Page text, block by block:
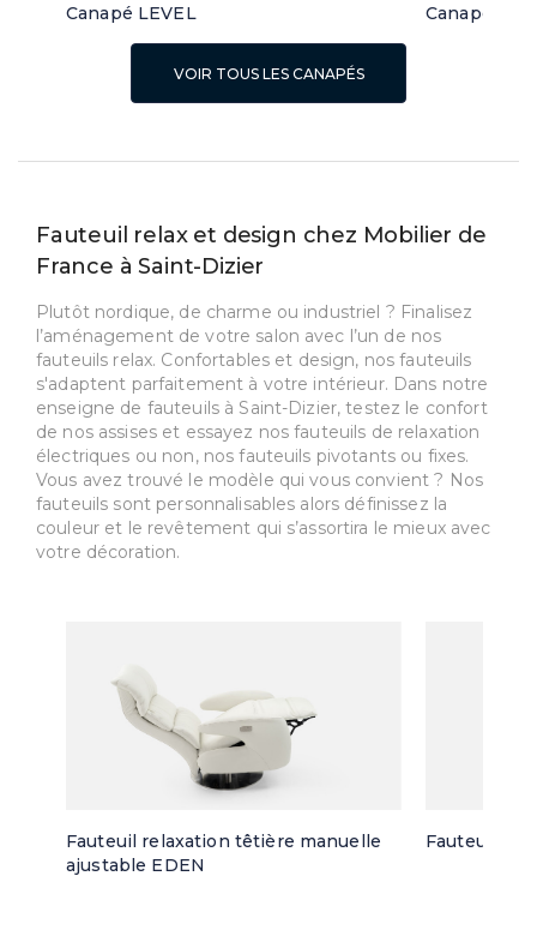
Canapé LEVEL Canapé
VOIR TOUS LES CANAPÉS
Fauteuil relax et design chez Mobilier de
France à Saint-Dizier
Plutôt nordique, de charme ou industriel ? Finalisez
l’aménagement de votre salon avec l’un de nos
fauteuils relax. Confortables et design, nos fauteuils
s'adaptent parfaitement à votre intérieur. Dans notre
enseigne de fauteuils à Saint-Dizier, testez le confort
de nos assises et essayez nos fauteuils de relaxation
électriques ou non, nos fauteuils pivotants ou fixes.
Vous avez trouvé le modèle qui vous convient ? Nos
fauteuils sont personnalisables alors définissez la
couleur et le revêtement qui s’assortira le mieux avec
votre décoration.
Fauteuil relaxation têtière manuelle
ajustable EDEN
Fauteuil